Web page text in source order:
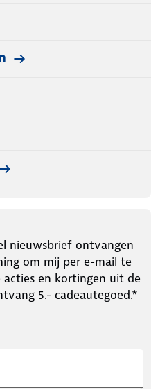
nieuwsbrief ontvangen
om mij per e-mail te
acties en kortingen uit de
5.- cadeautegoed.*